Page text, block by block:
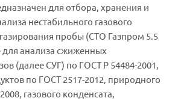
для отбора, хранения и
нестабильного газового
пробы (СТО Газпром 5.5
для анализа сжиженных
(далее СУГ) по ГОСТ Р 54484-2001,
по ГОСТ 2517-2012, природного
газового конденсата,